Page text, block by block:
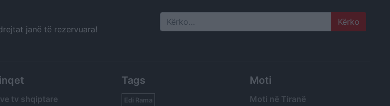
janë të rezervuara! Search
tv shqiptare
Tags
Edi Rama
Moti
Moti në Tiranë